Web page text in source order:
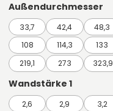
Außendurchmesser
33,7 42,4 48,3
108
114,3 133
219,1
273 323,9
Wandstärke 1
2,6 2,9 3,2